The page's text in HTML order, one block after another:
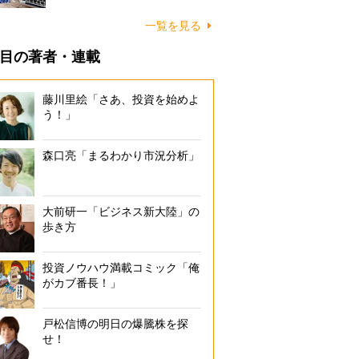
一覧を見る
の著者・連載
藤川里絵「さあ、投資を始めよ
う！」
森口亮「まるわかり市況分析」
大前研一「ビジネス新大陸」の
歩き方
投資ノウハウ満載コミック「俺
がカブ番長！」
戸松信博の明日の爆騰株を探
せ！